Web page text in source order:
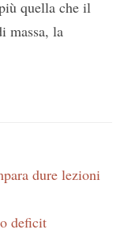
quella che il
massa, la
dure lezioni
deficit